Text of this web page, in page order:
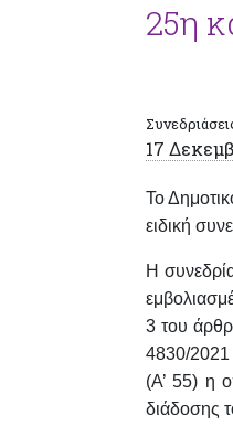
25η
17
Το
ειδική
Η
3 του
4830/2021
(Α’ 55) η
διάδοσης